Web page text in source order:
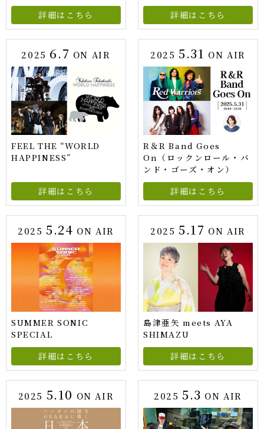
詳細はこちら 詳細はこちら
2025 6.7 ON AIR
FEEL THE “WORLD
HAPPINESS”
詳細はこちら
20255.31 ON AIR
R＆R Band Goes
On（ロックンロール・バ
ンド・ゴーズ・オン）
詳細はこちら
20255.24 ON AIR
SUMMER SONIC
SPECIAL
詳細はこちら
20255.17 ON AIR
島津亜矢 meets AYA
SHIMAZU
詳細はこちら
2025 5.10 ON AIR 2025 5.3 ON AIR